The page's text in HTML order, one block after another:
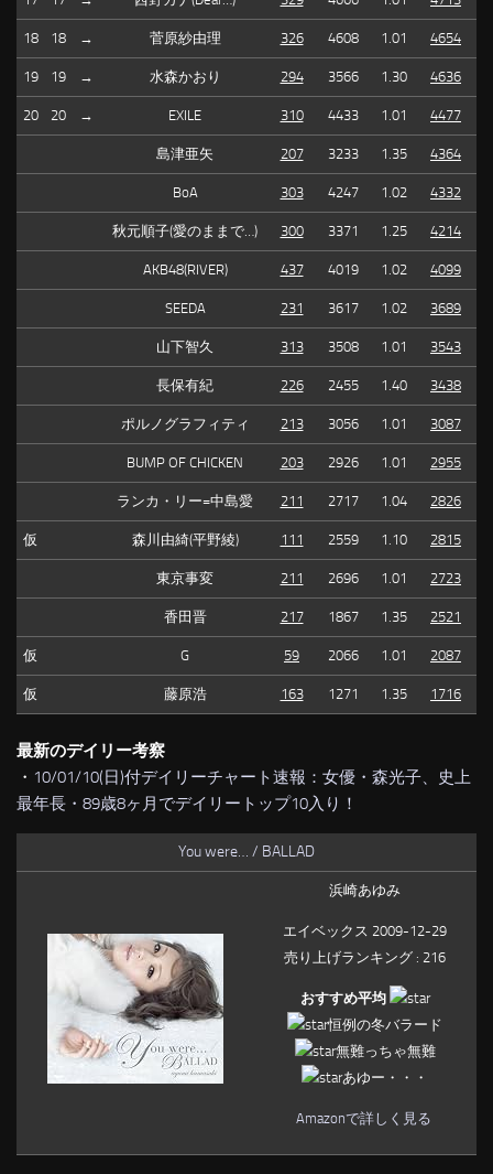
18 18 → 菅原紗由理 326 4608 1.01 4654
19 19 → 水森かおり 294 3566 1.30 4636
20 20 → EXILE 310 4433 1.01 4477
島津亜矢 207 3233 1.35 4364
BoA 303 4247 1.02 4332
秋元順子(愛のままで…) 300 3371 1.25 4214
AKB48(RIVER) 437 4019 1.02 4099
SEEDA 231 3617 1.02 3689
山下智久 313 3508 1.01 3543
長保有紀 226 2455 1.40 3438
ポルノグラフィティ 213 3056 1.01 3087
BUMP OF CHICKEN 203 2926 1.01 2955
ランカ・リー=中島愛 211 2717 1.04 2826
仮 森川由綺(平野綾) 111 2559 1.10 2815
東京事変 211 2696 1.01 2723
香田晋 217 1867 1.35 2521
仮 G 59 2066 1.01 2087
仮 藤原浩 163 1271 1.35 1716
最新のデイリー考察
・ 10/01/10(日)付デイリーチャート速報：女優・森光子、史上
最年長・89歳8ヶ月でデイリートップ10入り！
You were… / BALLAD
浜崎あゆみ
エイベックス 2009-12-29
売り上げランキング : 216
おすすめ平均
恒例の冬バラード
無難っちゃ無難
あゆー・・・
Amazonで詳しく見る